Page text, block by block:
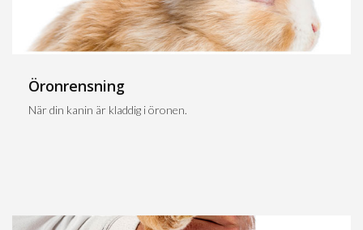
Öronrensning
När din kanin är kladdig i öronen.